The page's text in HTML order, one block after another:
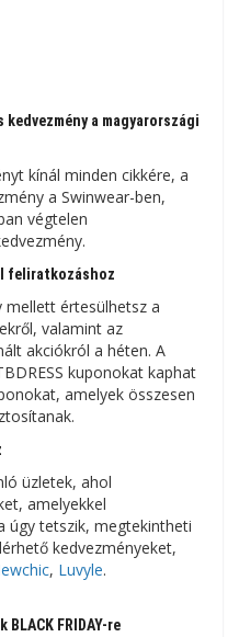
kedvezmény a magyarországi
kínál minden cikkére, a
a Swinwear-ben,
végtelen
feliratkozáshoz
mellett értesülhetsz a
valamint az
akciókról a héten. A
kuponokat kaphat
amelyek összesen
üzletek, ahol
amelyekkel
úgy tetszik, megtekintheti
kedvezményeket,
, Luvyle.
FRIDAY-re